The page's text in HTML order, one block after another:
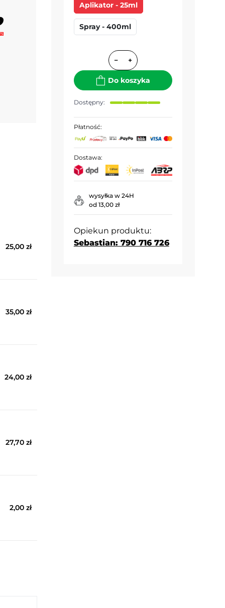
Aplikator - 25ml
Spray - 400ml
− +
Do koszyka
Dostępny:
Płatność:
Dostawa:
wysyłka w 24H
od 13,00 zł
Opiekun produktu:
Sebastian: 790 716 726
25,00 zł
35,00 zł
24,00 zł
27,70 zł
2,00 zł